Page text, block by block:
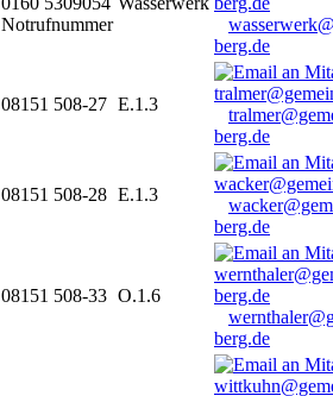
Notrufnummer
berg.de
08151 508-27 E.1.3
berg.de
08151 508-28 E.1.3
berg.de
08151 508-33 O.1.6
berg.de